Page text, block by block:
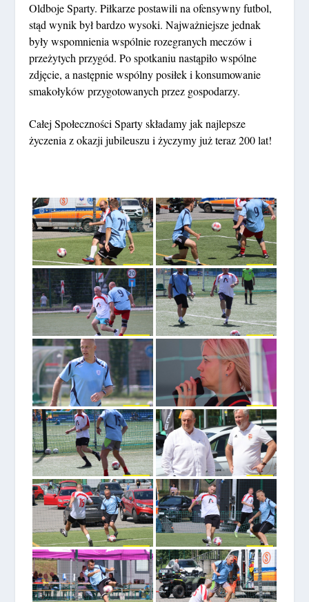
Oldboje Sparty. Piłkarze postawili na ofensywny futbol,
stąd wynik był bardzo wysoki. Najważniejsze jednak
były wspomnienia wspólnie rozegranych meczów i
przeżytych przygód. Po spotkaniu nastąpiło wspólne
zdjęcie, a następnie wspólny posiłek i konsumowanie
smakołyków przygotowanych przez gospodarzy.
Całej Społeczności Sparty składamy jak najlepsze
życzenia z okazji jubileuszu i życzymy już teraz 200 lat!